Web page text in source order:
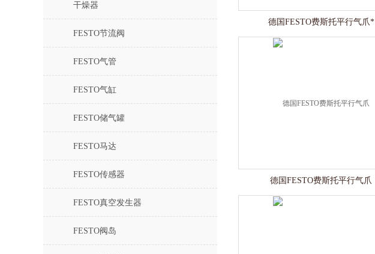
干燥器
FESTO节流阀
FESTO气管
FESTO气缸
FESTO储气罐
FESTO马达
FESTO传感器
FESTO真空发生器
FESTO阀岛
德国FESTO费斯托平行气爪*
德国FESTO费斯托平行气爪